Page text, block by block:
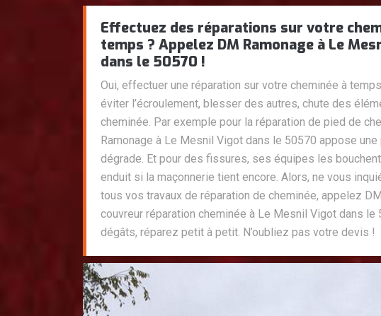
Effectuez des réparations sur votre
temps ? Appelez DM Ramonage à Le
dans le 50570 !
Oui, effectuer une réparation sur votre cheminée à
éviter l’écroulement, blesser des autres, chute des
cheminée. Par exemple pour la réparation de pied de
Ramonage à Le Mesnil Vigot dans le 50570 appose
dégrade. Et pour des fissures, ses équipes les
enduit si la maçonnerie tient encore. Alors, ne vous
tous vos travaux de réparation de cheminée, appelez
couvreur réparation cheminée à Le Mesnil Vigot dans le
dégâts, réparez petit à petit. N’oubliez pas votre devis !